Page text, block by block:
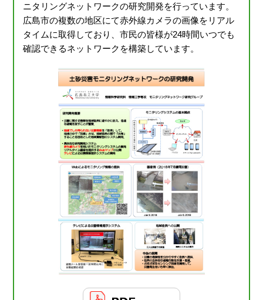
ニタリングネットワークの研究開発を行っています。
広島市の複数の地区にて赤外線カメラの画像をリアル
タイムに取得しており、市民の皆様が24時間いつでも
確認できるネットワークを構築しています。